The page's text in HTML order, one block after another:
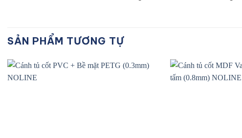
SẢN PHẨM TƯƠNG TỰ